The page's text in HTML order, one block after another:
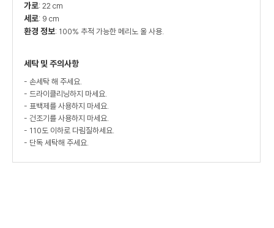
가로: 22 cm
세로: 9 cm
환경 정보: 100% 추적 가능한 메리노 울 사용.
세탁 및 주의사항
- 손세탁 해 주세요.
- 드라이클리닝하지 마세요.
- 표백제를 사용하지 마세요.
- 건조기를 사용하지 마세요.
- 110도 이하로 다림질하세요.
- 단독 세탁해 주세요.